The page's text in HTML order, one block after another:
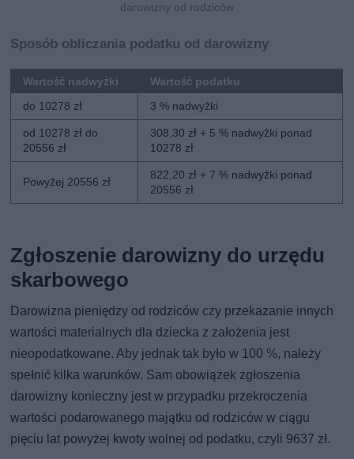
darowizny od rodziców
Sposób obliczania podatku od darowizny
Wartość nadwyżki
Wartość podatku
do 10278 zł
3 % nadwyżki
od 10278 zł do
20556 zł
308,30 zł + 5 % nadwyżki ponad
10278 zł
Powyżej 20556 zł
822,20 zł + 7 % nadwyżki ponad
20556 zł
Zgłoszenie darowizny do urzędu
skarbowego
Darowizna pieniędzy od rodziców czy przekazanie innych
wartości materialnych dla dziecka z założenia jest
nieopodatkowane. Aby jednak tak było w 100 %, należy
spełnić kilka warunków. Sam obowiązek zgłoszenia
darowizny konieczny jest w przypadku przekroczenia
wartości podarowanego majątku od rodziców w ciągu
pięciu lat powyżej kwoty wolnej od podatku, czyli 9637 zł.